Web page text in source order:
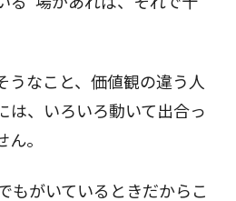
うなこと、価値観の違う人
は、いろいろ動いて出合っ
。
もがいているときだからこ